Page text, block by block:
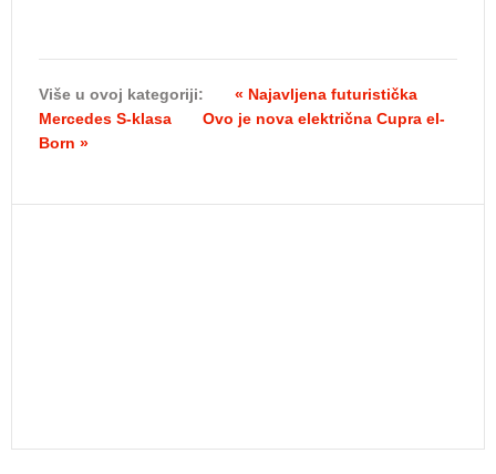
Više u ovoj kategoriji:
« Najavljena futuristička
Mercedes S-klasa
Ovo je nova električna Cupra el-
Born »